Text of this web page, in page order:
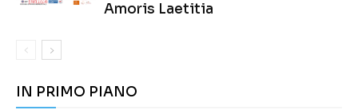
Amoris Laetitia
IN PRIMO PIANO